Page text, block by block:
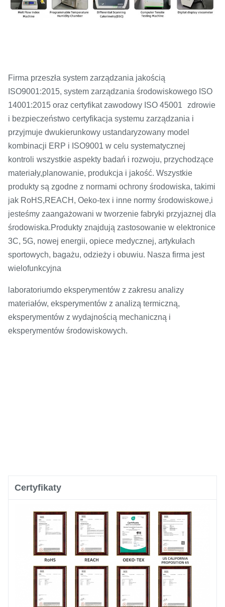
Firma przeszła system zarządzania jakością
ISO9001:2015, system zarządzania środowiskowego ISO
14001:2015 oraz certyfikat zawodowy ISO 45001
zdrowie
i bezpieczeństwo certyfikacja systemu zarządzania i
przyjmuje dwukierunkowy ustandaryzowany model
kombinacji ERP i ISO9001 w celu systematycznej
kontroli wszystkie aspekty badań i rozwoju, przychodzące
materiały,planowanie, produkcja i jakość. Wszystkie
produkty są zgodne z normami ochrony środowiska, takimi
jak RoHS,REACH, Oeko-tex i inne normy środowiskowe,i
jesteśmy zaangażowani w tworzenie fabryki przyjaznej dla
środowiska.Produkty znajdują zastosowanie w elektronice
3C, 5G, nowej energii, opiece medycznej, artykułach
sportowych, bagażu, odzieży i obuwiu. Nasza firma jest
wielofunkcyjna
laboratoriumdo eksperymentów z zakresu analizy
materiałów, eksperymentów z analizą termiczną,
eksperymentów z wydajnością mechaniczną i
eksperymentów środowiskowych.
Certyfikaty